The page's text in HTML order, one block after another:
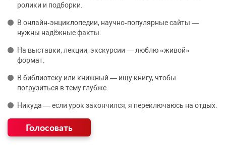
ролики и подборки.
В онлайн‑энциклопедии, научно‑популярные сайты —
нужны надёжные факты.
На выставки, лекции, экскурсии — люблю «живой»
формат.
В библиотеку или книжный — ищу книгу, чтобы
погрузиться в тему глубже.
Никуда — если урок закончился, я переключаюсь на отдых.